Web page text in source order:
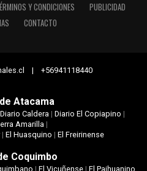
Y CONDICIONES
PUBLICIDAD
CONTACTO
| +56941118440
Atacama
Diario Caldera | Diario El Copiapino |
Amarilla |
| El Huasquino | El Freirinense
Coquimbo
| El Vicuñense| El Paihuanino